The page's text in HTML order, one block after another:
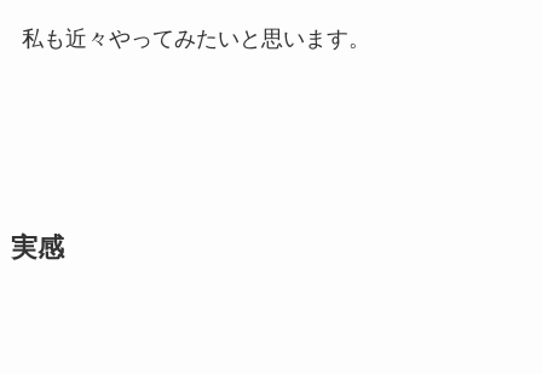
私も近々やってみたいと思います。
実感